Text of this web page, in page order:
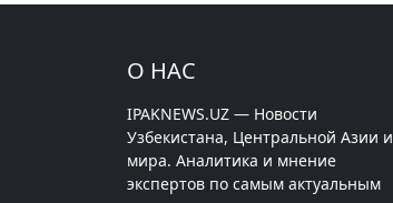
О НАС
IPAKNEWS.UZ — Новости
Узбекистана, Центральной Азии и
мира. Аналитика и мнение
экспертов по самым актуальным